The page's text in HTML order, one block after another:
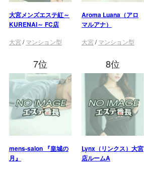
大宮メンズエステ紅～
KURENAI～ FC店
大宮/マンション型
Aroma Luana（アロ
マルアナ）
大宮/マンション型
7位
mens-salon 『皇城の
月』
8位
Lynx（リンクス）大宮
店ルームA